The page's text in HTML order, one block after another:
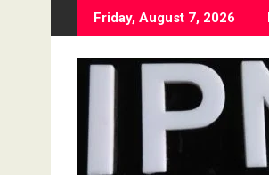
k
Friday, August 7, 2026